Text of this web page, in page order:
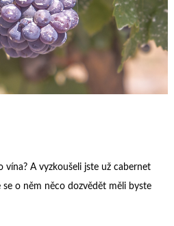
vína? A vyzkoušeli jste už cabernet
o něm něco dozvědět měli byste